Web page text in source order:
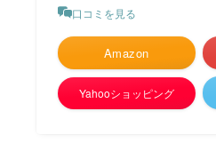
口コミを見る
Amazon
Yahooショッピング